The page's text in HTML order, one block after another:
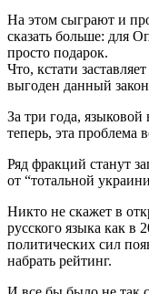
На этом сыграют и
сказать больше: для
просто подарок.
Что, кстати
выгоден данный
За три года,
теперь, эта проблема
Ряд фракций станут
от “тотальной
Никто не скажет в
русского языка как в
политических сил
набрать рейтинг.